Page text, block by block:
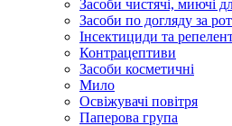
Засоби чистячі, миючі
Засоби по догляду за
Інсектициди та
Контрацептиви
Засоби косметичні
Мило
Освіжувачі повітря
Паперова група